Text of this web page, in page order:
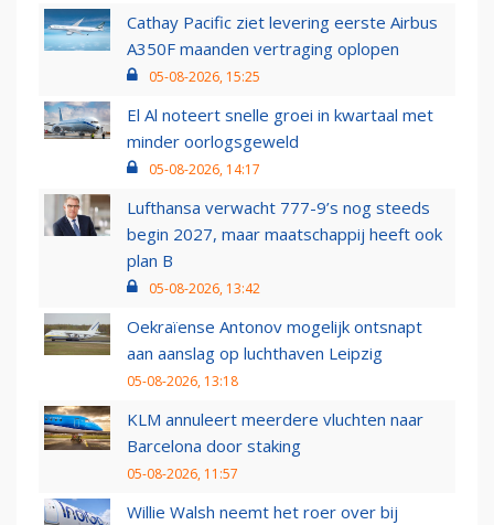
Cathay Pacific ziet levering eerste Airbus
A350F maanden vertraging oplopen
05-08-2026, 15:25
El Al noteert snelle groei in kwartaal met
minder oorlogsgeweld
05-08-2026, 14:17
Lufthansa verwacht 777-9’s nog steeds
begin 2027, maar maatschappij heeft ook
plan B
05-08-2026, 13:42
Oekraïense Antonov mogelijk ontsnapt
aan aanslag op luchthaven Leipzig
05-08-2026, 13:18
KLM annuleert meerdere vluchten naar
Barcelona door staking
05-08-2026, 11:57
Willie Walsh neemt het roer over bij